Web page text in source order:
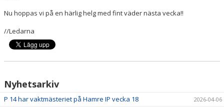
Nu hoppas vi på en härlig helg med fint väder nästa vecka!!
//Ledarna
Nyhetsarkiv
P 14 har vaktmästeriet på Hamre IP vecka 18 2026-04-06